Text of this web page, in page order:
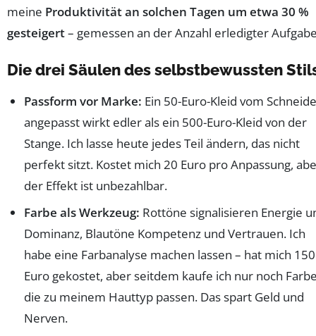
meine Produktivität an solchen Tagen um etwa 30 %
gesteigert– gemessen an der Anzahl erledigter
Die drei Säulen des selbstbewussten
Passform vor Marke: Ein 50-Euro-Kleid vom
angepasst wirkt edler als ein 500-Euro-Kleid von der
Stange. Ich lasse heute jedes Teil ändern, das nicht
perfekt sitzt. Kostet mich 20 Euro pro Anpassung,
der Effekt ist unbezahlbar.
Farbe als Werkzeug: Rottöne signalisieren Energie
Dominanz, Blautöne Kompetenz und Vertrauen. Ich
habe eine Farbanalyse machen lassen – hat mich 150
Euro gekostet, aber seitdem kaufe ich nur noch
die zu meinem Hauttyp passen. Das spart Geld und
Nerven.